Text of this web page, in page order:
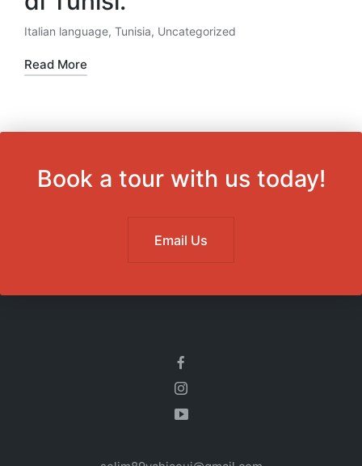
Posted
in
Italian language, Tunisia, Uncategorized
Read More
Book a tour with us today!
Email Us